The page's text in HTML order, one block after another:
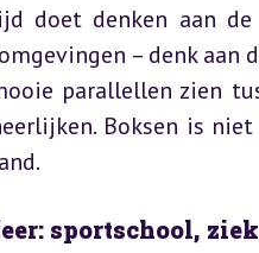
doet denken aan
– denk aan
parallellen zien
Boksen is
sportschool,